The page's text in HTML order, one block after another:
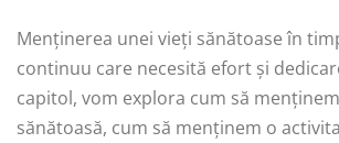
Menținerea unei vieți sănătoase în
continuu care necesită efort și
capitol, vom explora cum să
sănătoasă, cum să menținem o